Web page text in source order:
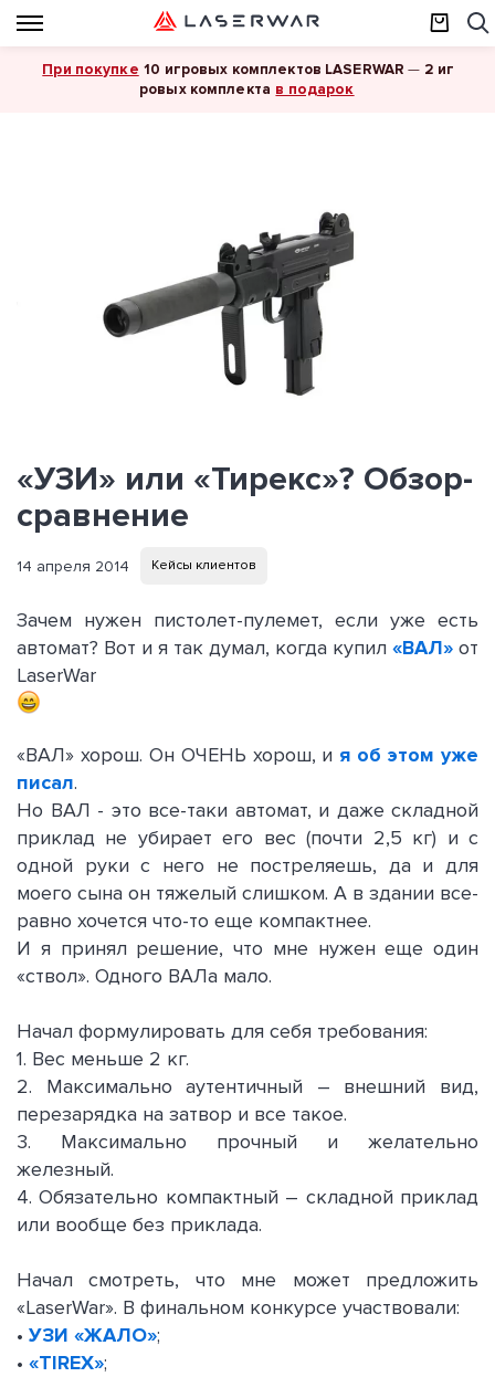
При покупке 10 игровых комплектов LASERWAR — 2 иг
ровых комплекта в подарок
«УЗИ» или «Тирекс»? Обзор-
сравнение
14 апреля 2014 Кейсы клиентов
Зачем нужен пистолет-пулемет, если уже есть
автомат? Вот и я так думал, когда купил «ВАЛ» от
LaserWar
«ВАЛ» хорош. Он ОЧЕНЬ хорош, и я об этом уже
писал.
Но ВАЛ - это все-таки автомат, и даже складной
приклад не убирает его вес (почти 2,5 кг) и с
одной руки с него не постреляешь, да и для
моего сына он тяжелый слишком. А в здании все-
равно хочется что-то еще компактнее.
И я принял решение, что мне нужен еще один
«ствол». Одного ВАЛа мало.
Начал формулировать для себя требования:
1. Вес меньше 2 кг.
2. Максимально аутентичный – внешний вид,
перезарядка на затвор и все такое.
3. Максимально прочный и желательно
железный.
4. Обязательно компактный – складной приклад
или вообще без приклада.
Начал смотреть, что мне может предложить
«LaserWar». В финальном конкурсе участвовали:
• УЗИ «ЖАЛО»;
• «ТIREX»;